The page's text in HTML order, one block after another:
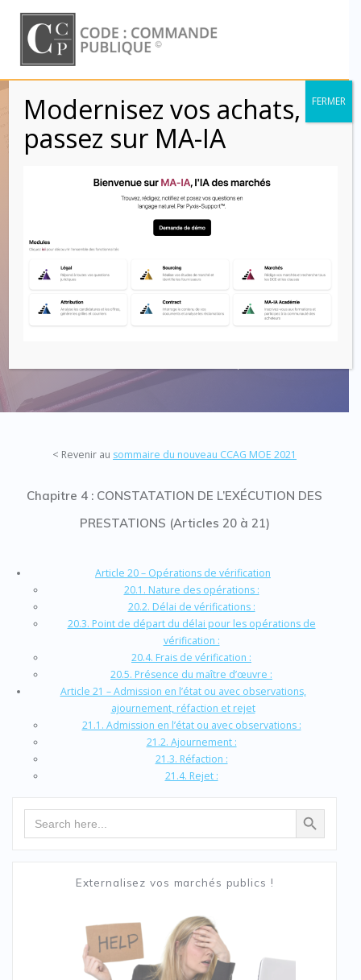
to
content
Chapitre 4 :
CONSTATATION
DE L’EXÉCUTION
DES PRESTATIONS
(Articles 20 à 21) –
CCAG MOE (2021)
< Revenir au sommaire du nouveau CCAG MOE 2021
Chapitre 4 : CONSTATATION DE L’EXÉCUTION DES
PRESTATIONS (Articles 20 à 21)
Article 20 – Opérations de vérification
20.1. Nature des opérations :
20.2. Délai de vérifications :
20.3. Point de départ du délai pour les opérations de
vérification :
20.4. Frais de vérification :
20.5. Présence du maître d’œuvre :
Article 21 – Admission en l’état ou avec observations,
ajournement, réfaction et rejet
21.1. Admission en l’état ou avec observations :
21.2. Ajournement :
21.3. Réfaction :
21.4. Rejet :
Search Search Button
Externalisez vos marchés publics !
Modernisez vos achats,
passez sur MA-IA
FERMER